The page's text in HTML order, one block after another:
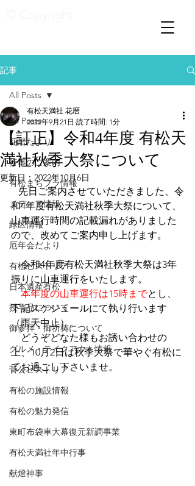
記事
All Posts
花暦たより
行事のご案内
有松まちブラ情報
メディア情報
緑区情報
厄年会だより
有松ヒストリア
日本遺産有松
授与品について
御参拝・御祈祷について
グルメ・テイクアウト情報
菅公ヒストリア
有松の施設情報
有松の魅力発信
東町布袋車大幕復元新調事業
有松天満社年中行事
献燈神事
All Posts
【訂正】令和4年度 有松天
満社秋季大祭について
有松天満社 花暦
2022年9月21日 読了時間: 1分
更新日： 2022年10月6日
   先日ご案内させていただきました、令
和4年度有松天満社秋季大祭について、
山車運行時間の記載漏れがありました
ので、改めてご案内申し上げます。
令和4年度有松天満社秋季大祭は3年
振りに山車運行をいたします。
本年度の山車運行は15時までとし、
下記スケジュールにて執り行います
（雨天中止）。
どうぞどなた様もお誘い合わせの
上、10月2日は秋季大祭で華やぐ有松に
てお過ごし下さいませ。